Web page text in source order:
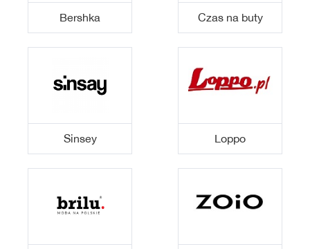
Bershka Czas na buty
Sinsey Loppo